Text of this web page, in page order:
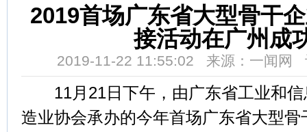
2019首场广东省大型骨干
接活动在广州成
2019-11-22 11:55:02 来源：一闻网
11月21日下午，由广东省工业和信
造业协会承办的今年首场广东省大型